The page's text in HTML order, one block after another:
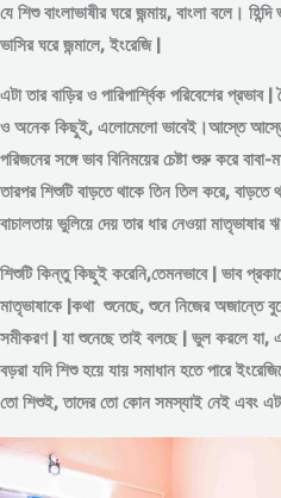
যে শিশু বাংলাভাষীর ঘরে জন্মায়, বাংলা বলে।
ভাসির ঘরে জন্মালে, ইংরেজি |
এটা তার বাড়ির ও পারিপার্শ্বিক পরিবেশের
ও অনেক কিছুই, এলোমেলো ভাবেই।আস্তে আস্তে
পরিজনের সঙ্গে ভাব বিনিময়ের চেষ্টা শুরু করে
তারপর শিশুটি বাড়তে থাকে তিন তিল করে,
বাচালতায় ভুলিয়ে দেয় তার ধার নেওয়া মাতৃভাষার
শিশুটি কিন্তু কিছুই করেনি,তেমনভাবে | ভাব
মাতৃভাষাকে |কথা শুনেছে, শুনে নিজের অজান্তে
সমীকরণ | যা শুনেছে তাই বলছে | ভুল করলে
বড়রা যদি শিশু হয়ে যায় সমাধান হতে পারে
তো শিশুই, তাদের তো কোন সমস্যাই নেই এবং